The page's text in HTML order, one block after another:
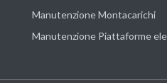
Manutenzione Montacarichi
Manutenzione Piattaforme